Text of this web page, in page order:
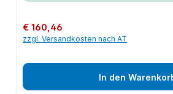
Regulärer Preis:
€ 160,46
zzgl. Versandkosten nach AT
In den